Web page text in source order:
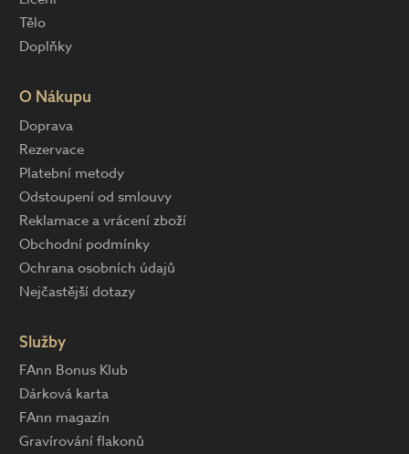
Tělo
Doplňky
O Nákupu
Doprava
Rezervace
Platební metody
Odstoupení od smlouvy
Reklamace a vrácení zboží
Obchodní podmínky
Ochrana osobních údajů
Nejčastější dotazy
Služby
FAnn Bonus Klub
Dárková karta
FAnn magazín
Gravírování flakonů